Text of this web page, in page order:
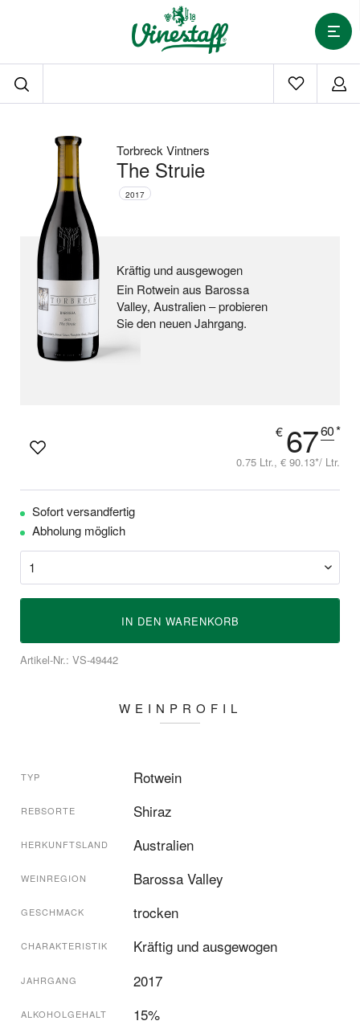
Torbreck Vintners
The Struie
2017
Kräftig und ausgewogen
Ein Rotwein aus Barossa
Valley, Australien –probieren
Sie den neuen Jahrgang.
€ 6760*
0.75 Ltr., € 90.13*/ Ltr.
Sofort versandfertig
Abholung möglich
IN DEN WARENKORB
Artikel-Nr.: VS-49442
WEINPROFIL
TYP Rotwein
REBSORTE Shiraz
HERKUNFTSLAND Australien
WEINREGION Barossa Valley
GESCHMACK trocken
CHARAKTERISTIK Kräftig und ausgewogen
JAHRGANG 2017
ALKOHOLGEHALT 15%